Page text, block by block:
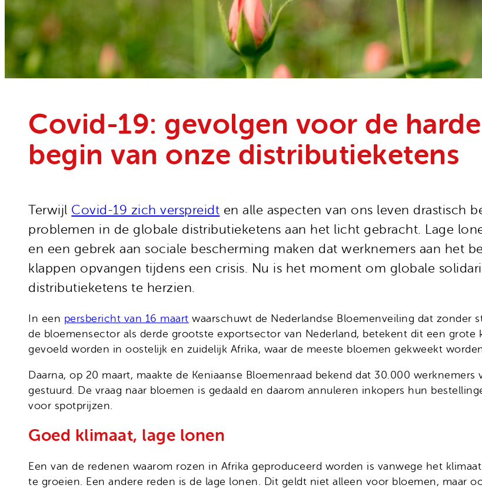
Covid-19: gevolgen voor de
begin van onze distributieketens
Terwijl Covid-19 zich verspreidt en alle aspecten van ons leven drastisch
problemen in de globale distributieketens aan het licht gebracht. Lage
en een gebrek aan sociale bescherming maken dat werknemers aan het
klappen opvangen tijdens een crisis. Nu is het moment om globale
distributieketens te herzien.
In een persbericht van 16 maart waarschuwt de Nederlandse Bloemenveiling dat zonder
de bloemensector als derde grootste exportsector van Nederland, betekent dit een
gevoeld worden in oostelijk en zuidelijk Afrika, waar de meeste bloemen gekweekt
Daarna, op 20 maart, maakte de Keniaanse Bloemenraad bekend dat 30.000
gestuurd. De vraag naar bloemen is gedaald en daarom annuleren inkopers hun
voor spotprijzen.
Goed klimaat, lage lonen
Een van de redenen waarom rozen in Afrika geproduceerd worden is vanwege het
te groeien. Een andere reden is de lage lonen. Dit geldt niet alleen voor bloemen, maar
Hivos in je testament
Moedige mensen
Noodfonds voor activisten
Onze successen
Jaarverslag
Veelgestelde vragen